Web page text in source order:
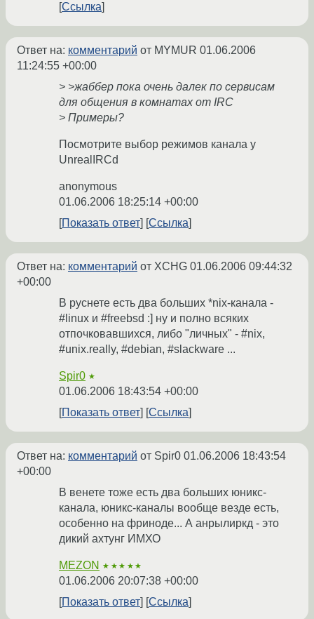
Ссылка
Ответ на: комментарий от MYMUR 01.06.2006
11:24:55 +00:00
> >жаббер пока очень далек по сервисам
для общения в комнатах от IRC
> Примеры?
Посмотрите выбор режимов канала у
UnrealIRCd
anonymous
01.06.2006 18:25:14 +00:00
Показать ответ
Ссылка
Ответ на: комментарий от XCHG 01.06.2006 09:44:32
+00:00
В руснете есть два больших *nix-канала -
#linux и #freebsd :] ну и полно всяких
отпочковавшихся, либо "личных" - #nix,
#unix.really, #debian, #slackware ...
Spir0 ★
01.06.2006 18:43:54 +00:00
Показать ответ
Ссылка
Ответ на: комментарий от Spir0 01.06.2006 18:43:54
+00:00
В венете тоже есть два больших юникс-
канала, юникс-каналы вообще везде есть,
особенно на фриноде... А анрылиркд - это
дикий ахтунг ИМХО
MEZON ★★★★★
01.06.2006 20:07:38 +00:00
Показать ответ
Ссылка